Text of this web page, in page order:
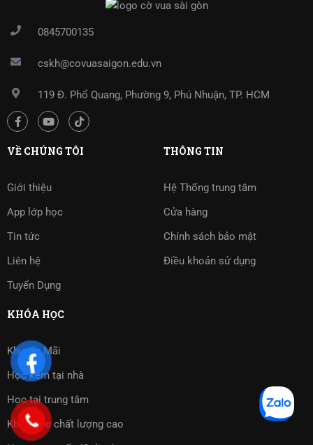
0845700135
cskh@covuasaigon.edu.vn
119 Đ. Phổ Quang, Phường 9, Phú Nhuận, TP. HCM
VỀ CHÚNG TÔI
Giới thiệu
App lớp học
Tin tức
Liên hệ
Tuyển Dụng
THÔNG TIN
Hệ Thống trung tâm
Cửa hàng
Chính sách bảo mật
Điều khoản sử dụng
KHÓA HỌC
Khuyến Mãi
Học kèm tại nhà
Học tại trung tâm
Khóa học chất lượng cao